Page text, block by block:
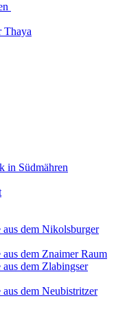
Thaya
in Südmähren
dem Nikolsburger
dem Znaimer Raum
dem Zlabingser
dem Neubistritzer